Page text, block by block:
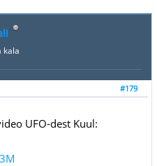
kala
#179
UFO-dest Kuul: